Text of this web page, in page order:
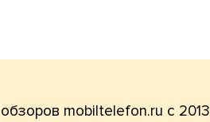
mobiltelefon.ru с 2013